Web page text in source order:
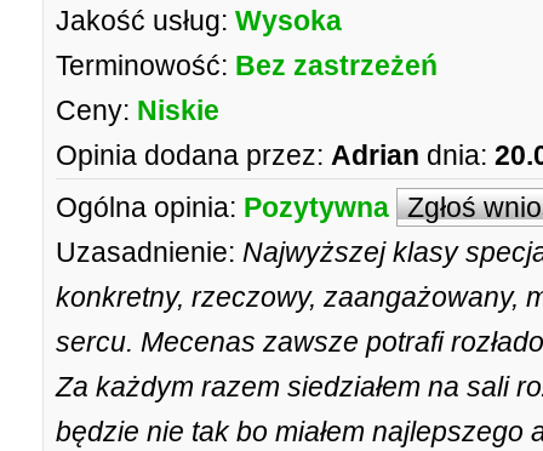
Jakość usług: Wysoka
Terminowość: Bez zastrzeżeń
Ceny: Niskie
Opinia dodana przez: Adrian dnia:
Ogólna opinia: Pozytywna Zgłoś
Uzasadnienie: Najwyższej klasy
konkretny, rzeczowy, zaangażowany,
sercu. Mecenas zawsze potrafi
Za każdym razem siedziałem na sali
będzie nie tak bo miałem